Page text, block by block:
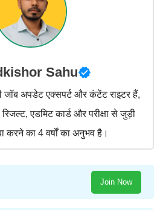
Sahu
जॉब अपडेट एक्सपर्ट और कंटेंट राइटर हैं,
एडमिट कार्ड और परीक्षा से जुड़ी
करने का 4 वर्षों का अनुभव है।
Join Now